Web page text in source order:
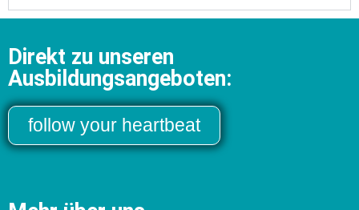
Direkt zu unseren
Ausbildungsangeboten:
follow your heartbeat